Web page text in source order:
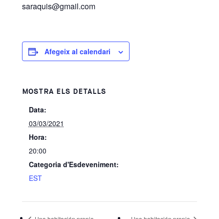
saraquis@gmail.com
Afegeix al calendari
MOSTRA ELS DETALLS
Data:
03/03/2021
Hora:
20:00
Categoria d'Esdeveniment:
EST